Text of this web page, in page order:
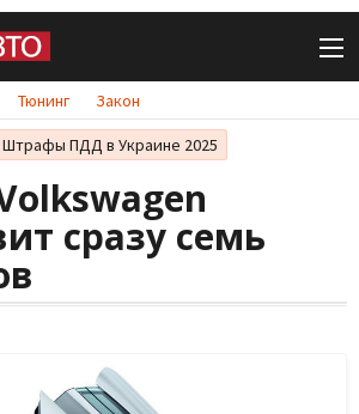
Тюнинг Закон
Штрафы ПДД в Украине 2025
сразу семь